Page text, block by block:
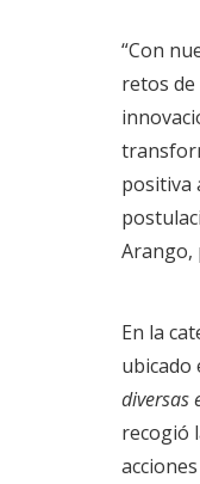
“Con
retos
positiva
Arango,
En la
ubicado
diversas
recogió